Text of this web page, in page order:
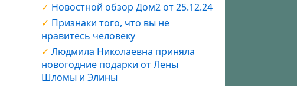
Новостной обзор Дом2 от 25.12.24
Признаки того, что вы не
нравитесь человеку
Людмила Николаевна приняла
новогодние подарки от Лены
Шломы и Элины